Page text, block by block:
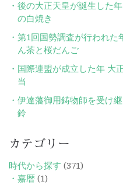
後の大正天皇が誕生した
の白焼き
第1回国勢調査が行われた
ん茶と桜だんご
国際連盟が成立した年 大
当
伊達藩御用鋳物師を受け
鈴
カテゴリー
時代から探す (371)
・嘉暦 (1)